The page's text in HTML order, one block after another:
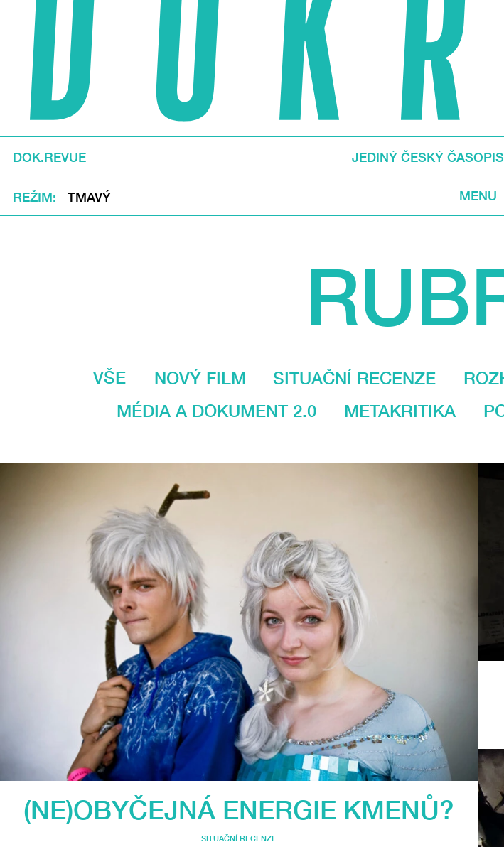
DOK.REVUE JEDINÝ ČESKÝ
REŽIM TMAVÝ MENU
VŠE NOVÝ FILM SITUAČNÍ RECENZE
MÉDIA A DOKUMENT 2.0
METAKRITIKA
(NE)OBYČEJNÁ ENERGIE KMENŮ?
SITUAČNÍ RECENZE